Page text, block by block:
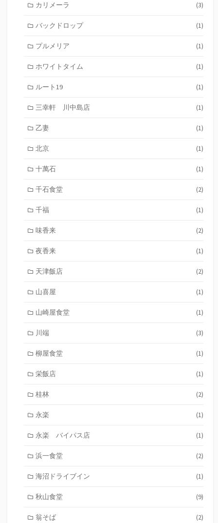
カリメーラ (3)
バックドロップ (1)
プルメリア (1)
ホワイトタイム (1)
ルート19 (1)
三幸軒 川中島店 (1)
乙妻 (1)
北京 (1)
十萬石 (1)
千石食堂 (2)
千福 (1)
味香来 (2)
夜香来 (1)
天津飯店 (2)
山喜屋 (1)
山崎屋食堂 (1)
川端 (3)
柳屋食堂 (1)
栄飯店 (1)
桂林 (2)
永楽 (1)
永楽 バイパス店 (1)
浜一食堂 (2)
海沼ドライブイン (1)
秋山食堂 (9)
翁そば (2)